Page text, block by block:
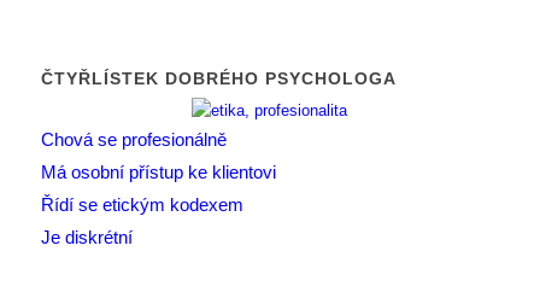
ČTYŘLÍSTEK DOBRÉHO PSYCHOLOGA
Chová se profesionálně
Má osobní přístup ke klientovi
Řídí se etickým kodexem
Je diskrétní